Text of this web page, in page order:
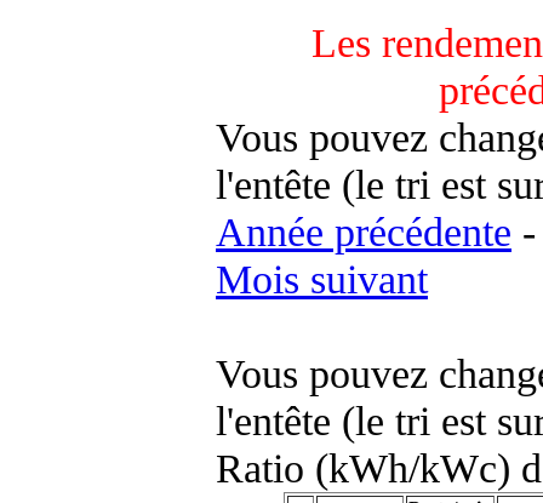
Les
Vous pouvez
l'entête (le tri est
Année précédente -
Mois suivant
Vous pouvez
l'entête (le tri est
Ratio (kWh/kWc)